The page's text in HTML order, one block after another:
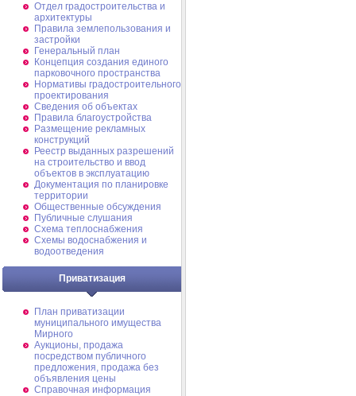
Отдел градостроительства и
архитектуры
Правила землепользования и
застройки
Генеральный план
Концепция создания единого
парковочного пространства
Нормативы градостроительного
проектирования
Сведения об объектах
Правила благоустройства
Размещение рекламных
конструкций
Реестр выданных разрешений
на строительство и ввод
объектов в эксплуатацию
Документация по планировке
территории
Общественные обсуждения
Публичные слушания
Схема теплоснабжения
Схемы водоснабжения и
водоотведения
Приватизация
План приватизации
муниципального имущества
Мирного
Аукционы, продажа
посредством публичного
предложения, продажа без
объявления цены
Справочная информация